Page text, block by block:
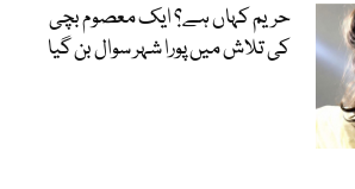
حریم کہاں ہے؟ ایک معصوم بچی
کی تلاش میں پورا شہر سوال بن گیا